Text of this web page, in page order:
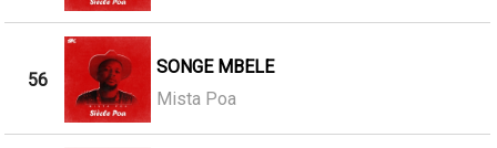
56
SONGE MBELE
Mista Poa